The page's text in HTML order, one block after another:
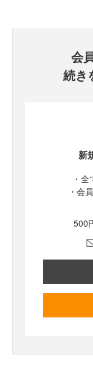
会
続き
新
・
・会
500